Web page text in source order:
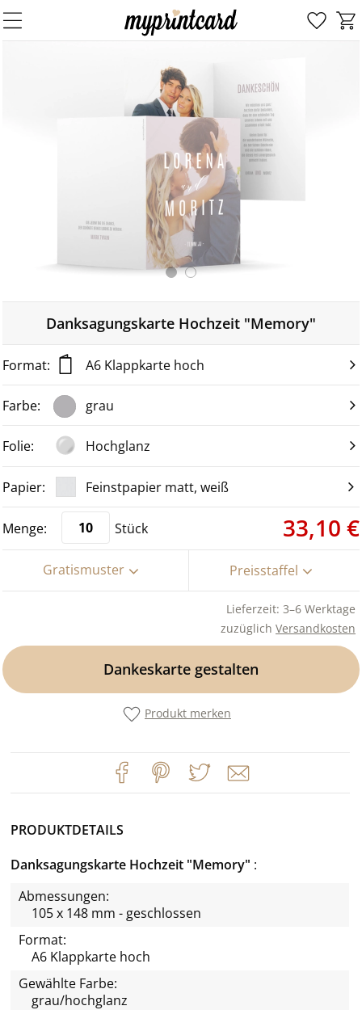
Danksagungskarte Hochzeit "Memory"
A6 Klappkarte hoch
grau
Hochglanz
Feinstpapier matt, weiß
Stück 33,10 €
Gratismuster Preisstaffel
Lieferzeit: 3–6 Werktage
zuzüglich Versandkosten
Dankeskarte gestalten
Produkt merken
PRODUKTDETAILS
Danksagungskarte Hochzeit "Memory"
Abmessungen:
105 x 148 mm - geschlossen
Format:
A6 Klappkarte hoch
Gewählte Farbe:
grau/hochglanz